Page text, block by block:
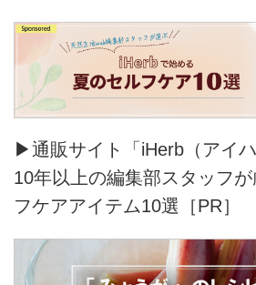
▶通販サイト「iHerb（アイ
10年以上の編集部スタッフ
フケアアイテム10選［PR］